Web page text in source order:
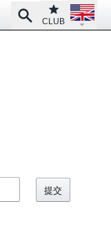
SearchClub
CLUB
Open